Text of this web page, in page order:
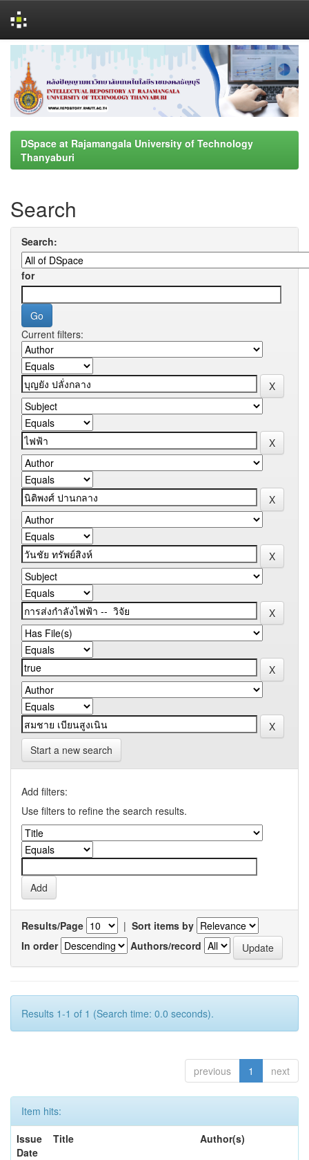
navigation
DSpace at Rajamangala University of Technology
Thanyaburi
Search
Search:
for
Current filters:
Start a new search
Add filters:
Use filters to refine the search results.
Results/Page | Sort items by
In order
Authors/record
Results 1-1 of 1 (Search time: 0.0 seconds).
previous 1 next
Item hits:
Issue
Date
Title Author(s)